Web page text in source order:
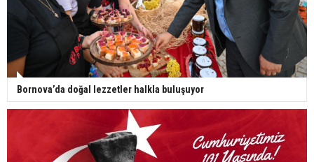
Bornova’da doğal lezzetler halkla buluşuyor